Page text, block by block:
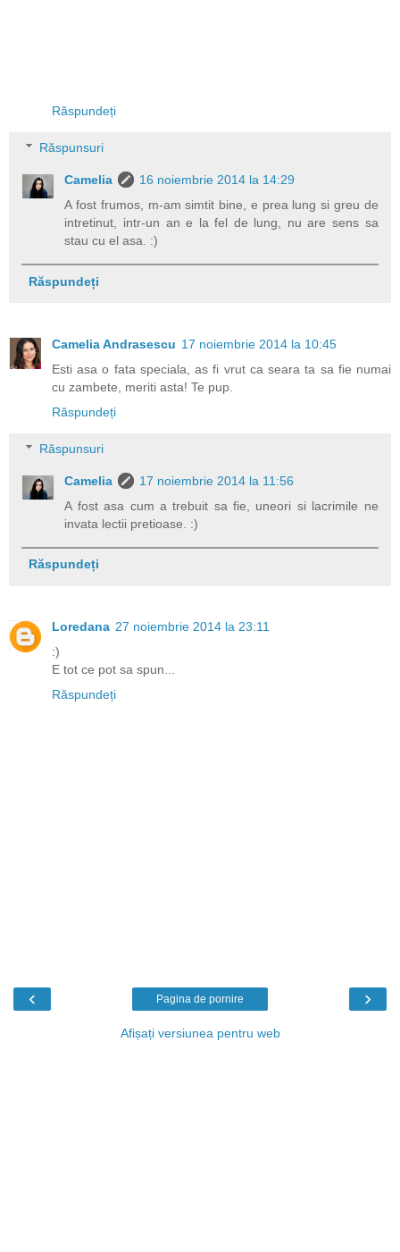
Răspundeți
Răspunsuri
Camelia
16 noiembrie 2014 la 14:29
A fost frumos, m-am simtit bine, e prea lung si greu de
intretinut, intr-un an e la fel de lung, nu are sens sa
stau cu el asa. :)
Răspundeți
Camelia Andrasescu 17 noiembrie 2014 la 10:45
Esti asa o fata speciala, as fi vrut ca seara ta sa fie numai
cu zambete, meriti asta! Te pup.
Răspundeți
Răspunsuri
Camelia
17 noiembrie 2014 la 11:56
A fost asa cum a trebuit sa fie, uneori si lacrimile ne
invata lectii pretioase. :)
Răspundeți
Loredana 27 noiembrie 2014 la 23:11
:)
E tot ce pot sa spun...
Răspundeți
‹ ›
Pagina de pornire
Afișați versiunea pentru web